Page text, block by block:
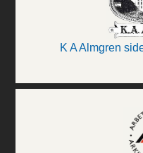
K A Almgren